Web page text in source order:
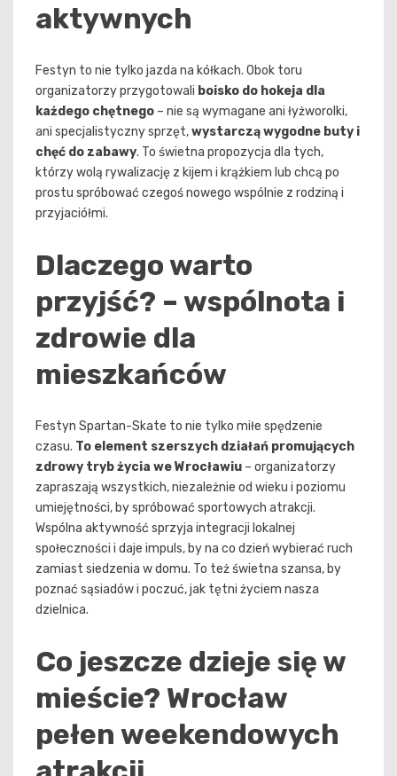
aktywnych
Festyn to nie tylko jazda na kółkach. Obok toru
organizatorzy przygotowali boisko do hokeja dla
każdego chętnego – nie są wymagane ani łyżworolki,
ani specjalistyczny sprzęt,wystarczą wygodne buty i
chęć do zabawy. To świetna propozycja dla tych,
którzy wolą rywalizację z kijem i krążkiem lub chcą po
prostu spróbować czegoś nowego wspólnie z rodziną i
przyjaciółmi.
Dlaczego warto
przyjść? – wspólnota i
zdrowie dla
mieszkańców
Festyn Spartan-Skate to nie tylko miłe spędzenie
czasu. To element szerszych działań promujących
zdrowy tryb życia we Wrocławiu – organizatorzy
zapraszają wszystkich, niezależnie od wieku i poziomu
umiejętności, by spróbować sportowych atrakcji.
Wspólna aktywność sprzyja integracji lokalnej
społeczności i daje impuls, by na co dzień wybierać ruch
zamiast siedzenia w domu. To też świetna szansa, by
poznać sąsiadów i poczuć, jak tętni życiem nasza
dzielnica.
Co jeszcze dzieje się w
mieście? Wrocław
pełen weekendowych